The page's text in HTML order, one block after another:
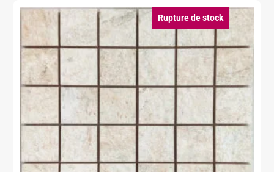
Rupture de stock